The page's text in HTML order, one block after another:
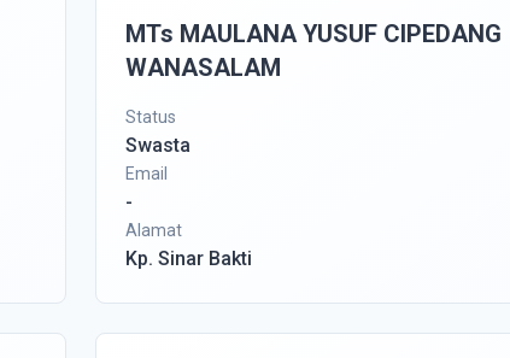
MTs MAULANA YUSUF CIPEDANG
WANASALAM
Status
Swasta
Email
-
Alamat
Kp. Sinar Bakti